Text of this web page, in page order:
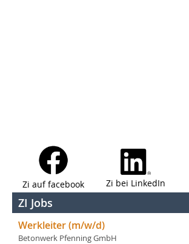
Zi auf facebook Zi bei LinkedIn
ZI Jobs
Werkleiter (m/w/d)
Betonwerk Pfenning GmbH